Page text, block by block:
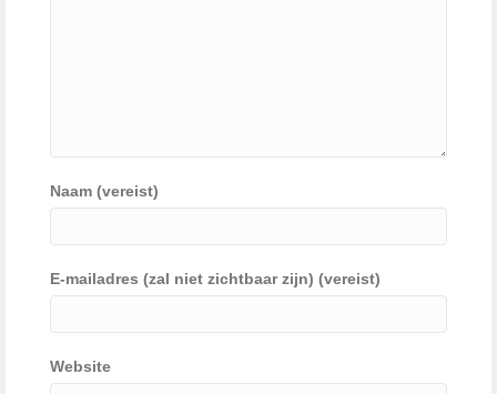
Naam (vereist)
E-mailadres (zal niet zichtbaar zijn) (vereist)
Website